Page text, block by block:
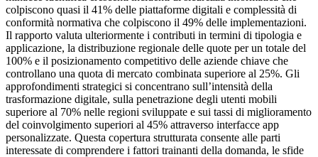
colpiscono quasi il 41% delle piattaforme digitali e complessità di
conformità normativa che colpiscono il 49% delle implementazioni.
Il rapporto valuta ulteriormente i contributi in termini di tipologia e
applicazione, la distribuzione regionale delle quote per un totale del
100% e il posizionamento competitivo delle aziende chiave che
controllano una quota di mercato combinata superiore al 25%. Gli
approfondimenti strategici si concentrano sull’intensità della
trasformazione digitale, sulla penetrazione degli utenti mobili
superiore al 70% nelle regioni sviluppate e sui tassi di miglioramento
del coinvolgimento superiori al 45% attraverso interfacce app
personalizzate. Questa copertura strutturata consente alle parti
interessate di comprendere i fattori trainanti della domanda, le sfide